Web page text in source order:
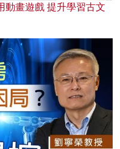
動畫遊戲 提升學習古文